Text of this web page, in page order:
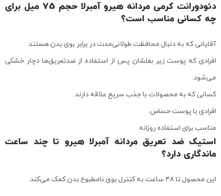
دئودورانت کرمی مردانه هیرو آمبرلا حجم 75 میل برای
چه کسانی مناسب است؟
آقایانی که به دنبال محافظت طولانی‌مدت در برابر بوی بدن هستند.
افرادی که پوست زیر بغلشان پس از استفاده از ضدتعریق‌ها دچار خشکی
می‌شود.
کسانی که به محصولات با جذب سریع علاقه دارند.
افرادی با پوست حساس.
مناسب برای استفاده روزانه.
استیک ضد تعریق مردانه آمبرلا هیرو تا چند ساعت
ماندگاری دارد؟
این محصول تا ۴۸ ساعت به کنترل بوی نامطبوع بدن کمک می‌کند.